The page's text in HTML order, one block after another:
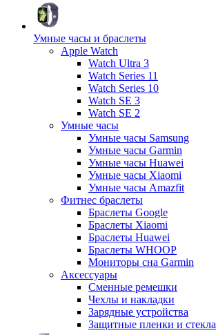
Умные часы и браслеты
Apple Watch
Watch Ultra 3
Watch Series 11
Watch Series 10
Watch SE 3
Watch SE 2
Умные часы
Умные часы Samsung
Умные часы Garmin
Умные часы Huawei
Умные часы Xiaomi
Умные часы Amazfit
Фитнес браслеты
Браслеты Google
Браслеты Xiaomi
Браслеты Huawei
Браслеты WHOOP
Мониторы сна Garmin
Аксессуары
Сменные ремешки
Чехлы и накладки
Зарядные устройства
Защитные пленки и стекла